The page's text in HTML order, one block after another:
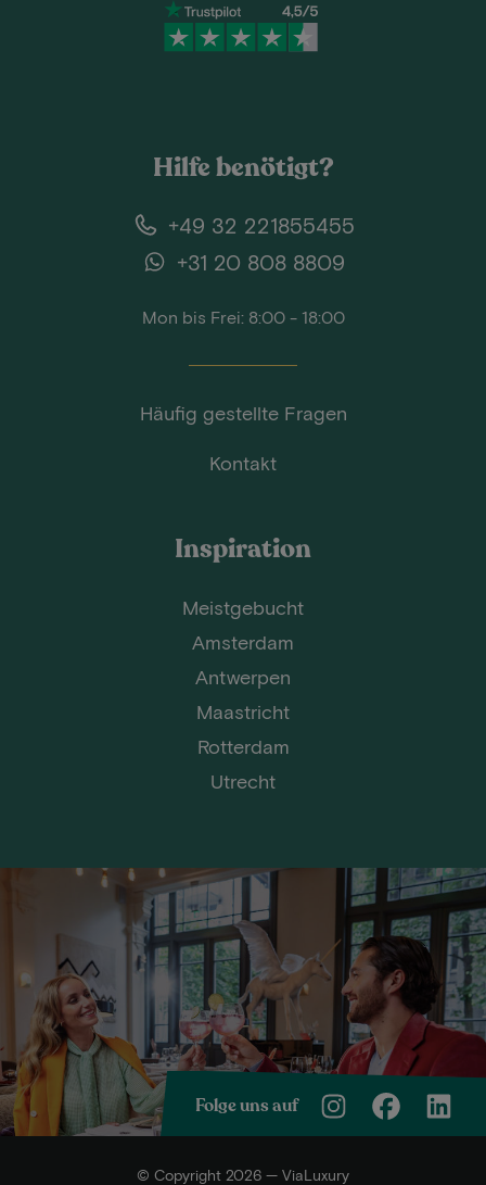
Hilfe benötigt?
+49 32 221855455
+31 20 808 8809
Mon bis Frei: 8:00 - 18:00
Häufig gestellte Fragen
Kontakt
Inspiration
Meistgebucht
Amsterdam
Antwerpen
Maastricht
Rotterdam
Utrecht
Folge uns auf
© Copyright 2026 — ViaLuxury